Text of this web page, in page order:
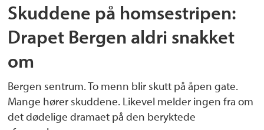
Skuddene på homsestripen:
Drapet Bergen aldri snakket
om
Bergen sentrum. To menn blir skutt på åpen gate.
Mange hører skuddene. Likevel melder ingen fra om
det dødelige dramaet på den beryktede